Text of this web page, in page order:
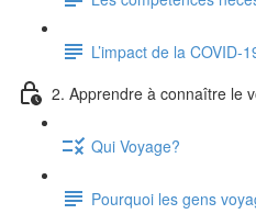
L’impact de la COVID-
2. Apprendre à connaître le
Qui Voyage?
Pourquoi les gens